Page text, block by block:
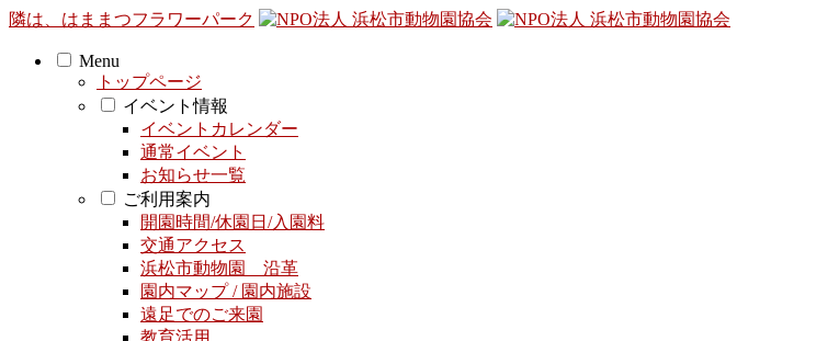
隣は、はままつフラワーパーク
Menu
トップページ
イベント情報
イベントカレンダー
通常イベント
お知らせ一覧
ご利用案内
開園時間/休園日/入園料
交通アクセス
浜松市動物園 沿革
園内マップ / 園内施設
遠足でのご来園
教育活用